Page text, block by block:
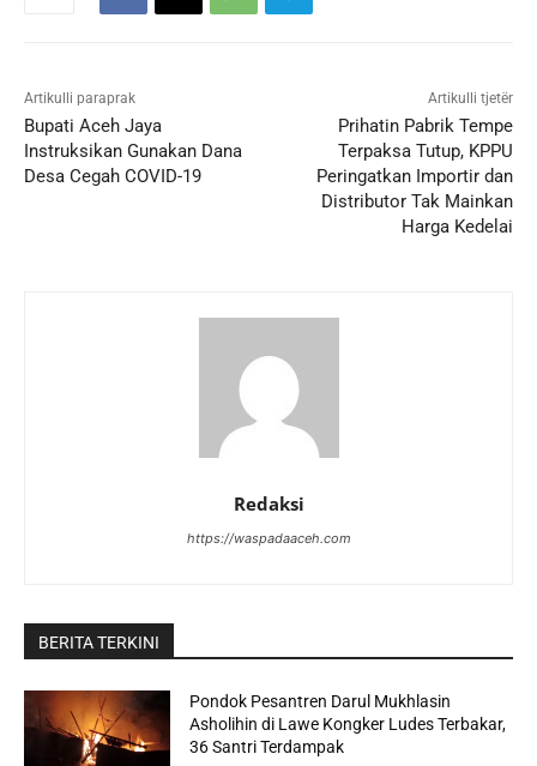
Artikulli paraprak
Bupati Aceh Jaya
Instruksikan Gunakan Dana
Desa Cegah COVID-19
Artikulli tjetër
Prihatin Pabrik Tempe
Terpaksa Tutup, KPPU
Peringatkan Importir dan
Distributor Tak Mainkan
Harga Kedelai
Redaksi
https://waspadaaceh.com
BERITA TERKINI
Pondok Pesantren Darul Mukhlasin
Asholihin di Lawe Kongker Ludes Terbakar,
36 Santri Terdampak